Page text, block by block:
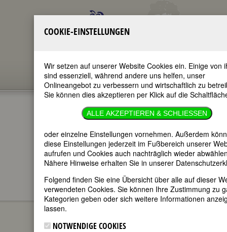
im ganzen Text
nur in Titeln
FEMBIO SPECIALS
FEMBIOGRAFIEN VON
MECHTHILD WINKLER-JORDAN (1947 - 2025)
COOKIE-EINSTELLUNGEN
Wir setzen auf unserer Website Cookies ein. Einige von
sind essenziell, während andere uns helfen, unser
Onlineangebot zu verbessern und wirtschaftlich zu
Sie können dies akzeptieren per Klick auf die
ALLE AKZEPTIEREN & SCHLIESSEN
oder einzelne Einstellungen vornehmen. Außerdem
diese Einstellungen jederzeit im Fußbereich unserer
aufrufen und Cookies auch nachträglich wieder
Nähere Hinweise erhalten Sie in unserer
Folgend finden Sie eine Übersicht über alle auf dieser
verwendeten Cookies. Sie können Ihre Zustimmung zu
Kategorien geben oder sich weitere Informationen
lassen.
NOTWENDIGE COOKIES